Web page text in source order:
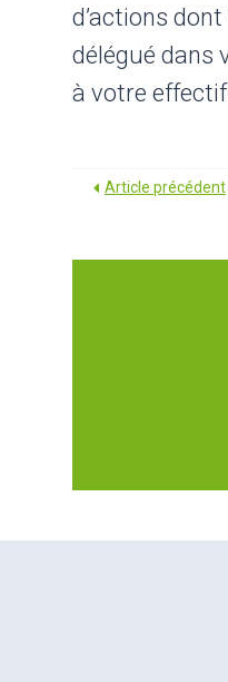
d’actions
délégué dans
à votre
Article précédent